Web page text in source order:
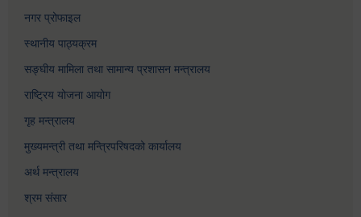
नगर प्रोफाइल
स्थानीय पाठ्यक्रम
सङ्घीय मामिला तथा सामान्य प्रशासन मन्त्रालय
राष्ट्रिय योजना आयोग
गृह मन्त्रालय
मुख्यमन्त्री तथा मन्त्रिपरिषदको कार्यालय
अर्थ मन्त्रालय
श्रम संसार